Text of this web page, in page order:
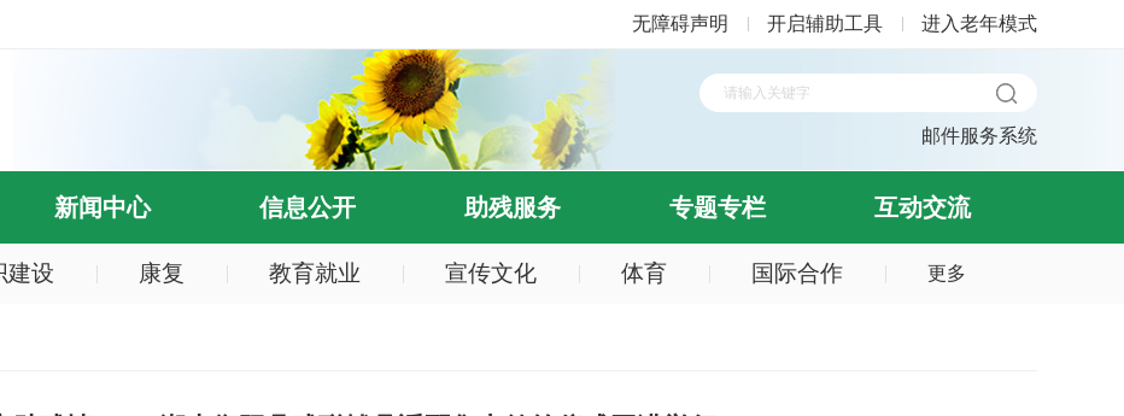
无障碍声明 开启辅助工具 进入老年模式
邮件服务系统
新闻中心 信息公开 助残服务 专题专栏 互动交流
建设 康复 教育就业 宣传文化 体育 国际合作 更多